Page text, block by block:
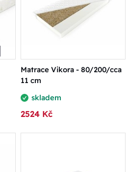
Matrace Vikora - 80/200/cca
11 cm
skladem
2524 Kč